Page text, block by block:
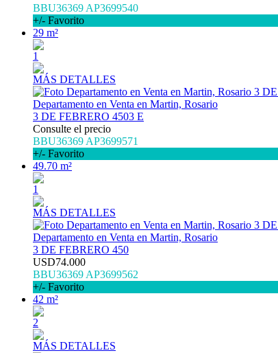
BBU36369 AP3699540
+/- Favorito
29 m²
1
MÁS DETALLES
Departamento en Venta en Martin, Rosario
3 DE FEBRERO 4503 E
Consulte el precio
BBU36369 AP3699571
+/- Favorito
49.70 m²
1
MÁS DETALLES
Departamento en Venta en Martin, Rosario
3 DE FEBRERO 450
USD74.000
BBU36369 AP3699562
+/- Favorito
42 m²
2
MÁS DETALLES